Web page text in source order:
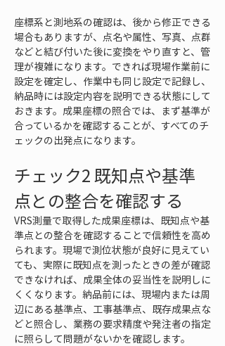
座標系と測地系の確認は、後から修正できる
場合もありますが、点名や属性、写真、点群
などと結び付いた後に変換をやり直すと、管
理が複雑になります。できれば現場作業前に
設定を確定し、作業中も同じ設定で記録し、
納品時には設定内容を説明できる状態にして
おきます。成果座標の照合では、まず基準が
合っているかを確認することが、すべてのチ
ェックの出発点になります。
チェック2 既知点や基準
点との整合を確認する
VRS測量で取得した成果座標は、既知点や基
準点との整合を確認することで信頼性を高め
られます。現場で測位状態が良好に見えてい
ても、実際に既知点を測ったときの差が確認
できなければ、成果全体の妥当性を説明しに
くくなります。納品前には、現場内または周
辺にある基準点、工事基準点、既存成果点な
どと照合し、業務の要求精度や発注者の指定
に照らして問題がないかを確認します。